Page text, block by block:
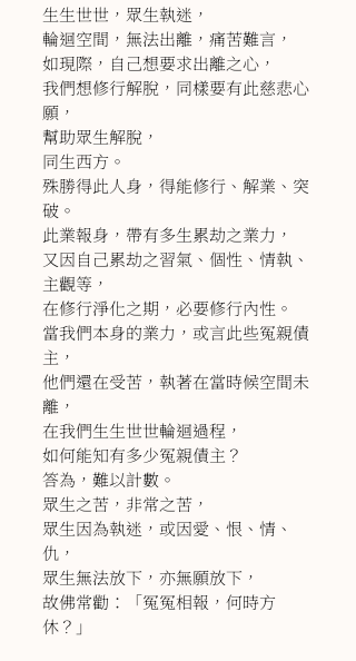
生生世世，眾生執迷，
輪迴空間，無法出離，痛苦難言，
如現際，自己想要求出離之心，
我們想修行解脫，同樣要有此慈悲心
願，
幫助眾生解脫，
同生西方。
殊勝得此人身，得能修行、解業、突
破。
此業報身，帶有多生累劫之業力，
又因自己累劫之習氣、個性、情執、
主觀等，
在修行淨化之期，必要修行內性。
當我們本身的業力，或言此些冤親債
主，
他們還在受苦，執著在當時候空間未
離，
在我們生生世世輪迴過程，
如何能知有多少冤親債主？
答為，難以計數。
眾生之苦，非常之苦，
眾生因為執迷，或因愛、恨、情、
仇，
眾生無法放下，亦無願放下，
故佛常勸：「冤冤相報，何時方
休？」